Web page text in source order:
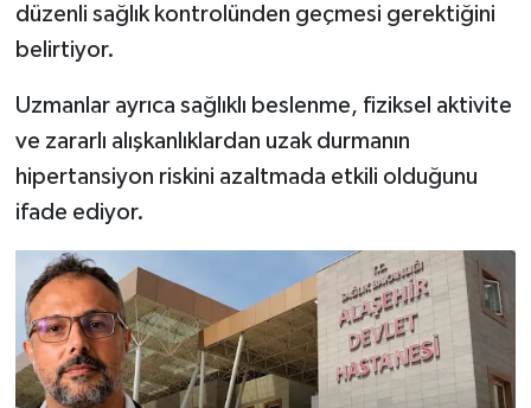
düzenli sağlık kontrolünden geçmesi gerektiğini
belirtiyor.
Uzmanlar ayrıca sağlıklı beslenme, fiziksel aktivite
ve zararlı alışkanlıklardan uzak durmanın
hipertansiyon riskini azaltmada etkili olduğunu
ifade ediyor.